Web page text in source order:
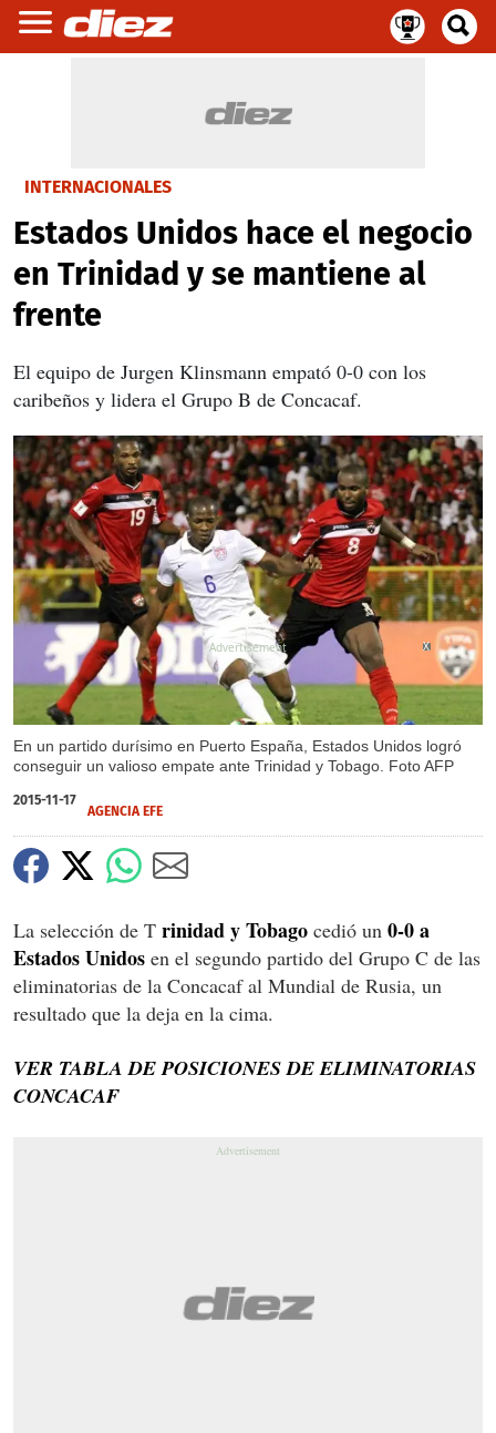
INTERNACIONALES
Estados Unidos hace el negocio
en Trinidad y se mantiene al
frente
El equipo de Jurgen Klinsmann empató 0-0 con los
caribeños y lidera el Grupo B de Concacaf.
En un partido durísimo en Puerto España, Estados Unidos logró
conseguir un valioso empate ante Trinidad y Tobago. Foto AFP
X
2015-11-17
AGENCIA EFE
La selección de T rinidad y Tobago cedió un 0-0 a
Estados Unidos en el segundo partido del Grupo C de las
eliminatorias de la Concacaf al Mundial de Rusia, un
resultado que la deja en la cima.
VER TABLA DE POSICIONES DE ELIMINATORIAS
CONCACAF